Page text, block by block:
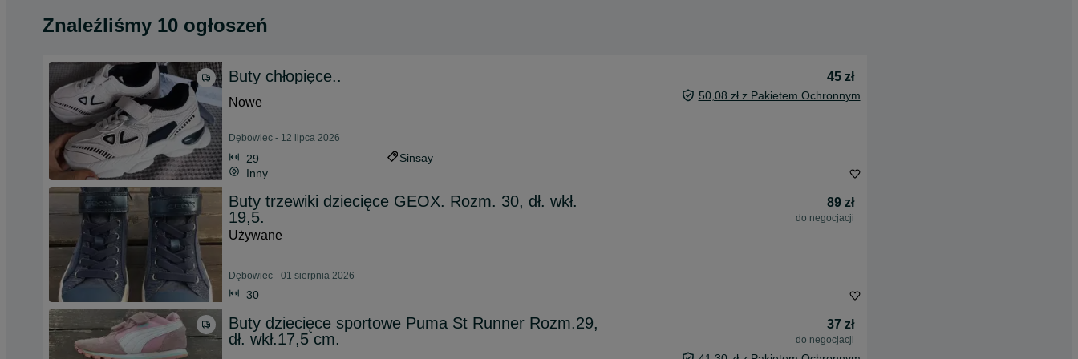
Znaleźliśmy 10 ogłoszeń
Buty chłopięce..
45 zł
Nowe
50,08 zł z Pakietem Ochronnym
Dębowiec - 12 lipca 2026
29
Sinsay
Inny
Buty trzewiki dziecięce GEOX. Rozm. 30, dł. wkł.
19,5.
89 zł
do negocjacji
Używane
Dębowiec - 01 sierpnia 2026
30
Buty dziecięce sportowe Puma St Runner Rozm.29,
dł. wkł.17,5 cm.
37 zł
do negocjacji